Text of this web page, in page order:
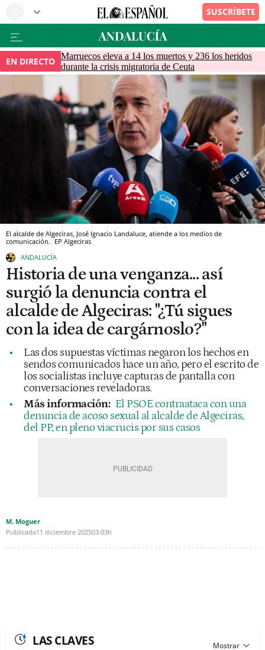
EN DIRECTO Marruecos eleva a 14 los muertos y 236 los heridos
durante la crisis migratoria de Ceuta
El alcalde de Algeciras, José Ignacio Landaluce, atiende a los medios de
comunicación. EP Algeciras
ANDALUCÍA
Historia de una venganza... así
surgió la denuncia contra el
alcalde de Algeciras: "¿Tú sigues
con la idea de cargárnoslo?"
Las dos supuestas víctimas negaron los hechos en
sendos comunicados hace un año, pero el escrito de
los socialistas incluye capturas de pantalla con
conversaciones reveladoras.
Más información: El PSOE contraataca con una
denuncia de acoso sexual al alcalde de Algeciras,
del PP, en pleno viacrucis por sus casos
M. Moguer
Publicada11 diciembre 202503:03h
LAS CLAVES